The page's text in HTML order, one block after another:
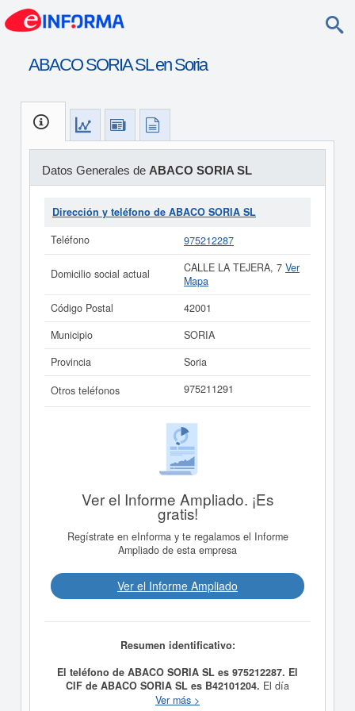
ABACO SORIA SL en Soria
Datos Generales de ABACO SORIA SL
Dirección y teléfono de ABACO SORIA SL
Teléfono
975212287
Domicilio social actual CALLE LA TEJERA, 7 Ver
Mapa
Código Postal
42001
Municipio
SORIA
Provincia
Soria
Otros teléfonos
975211291
Ver el Informe Ampliado. ¡Es
gratis!
Regístrate en eInforma y te regalamos el Informe
Ampliado de esta empresa
Ver el Informe Ampliado
Resumen identificativo:
El teléfono de ABACO SORIA SL es 975212287. El
CIF de ABACO SORIA SL es B42101204. El día
26/01/1989 se formó la empresa
Ver más >